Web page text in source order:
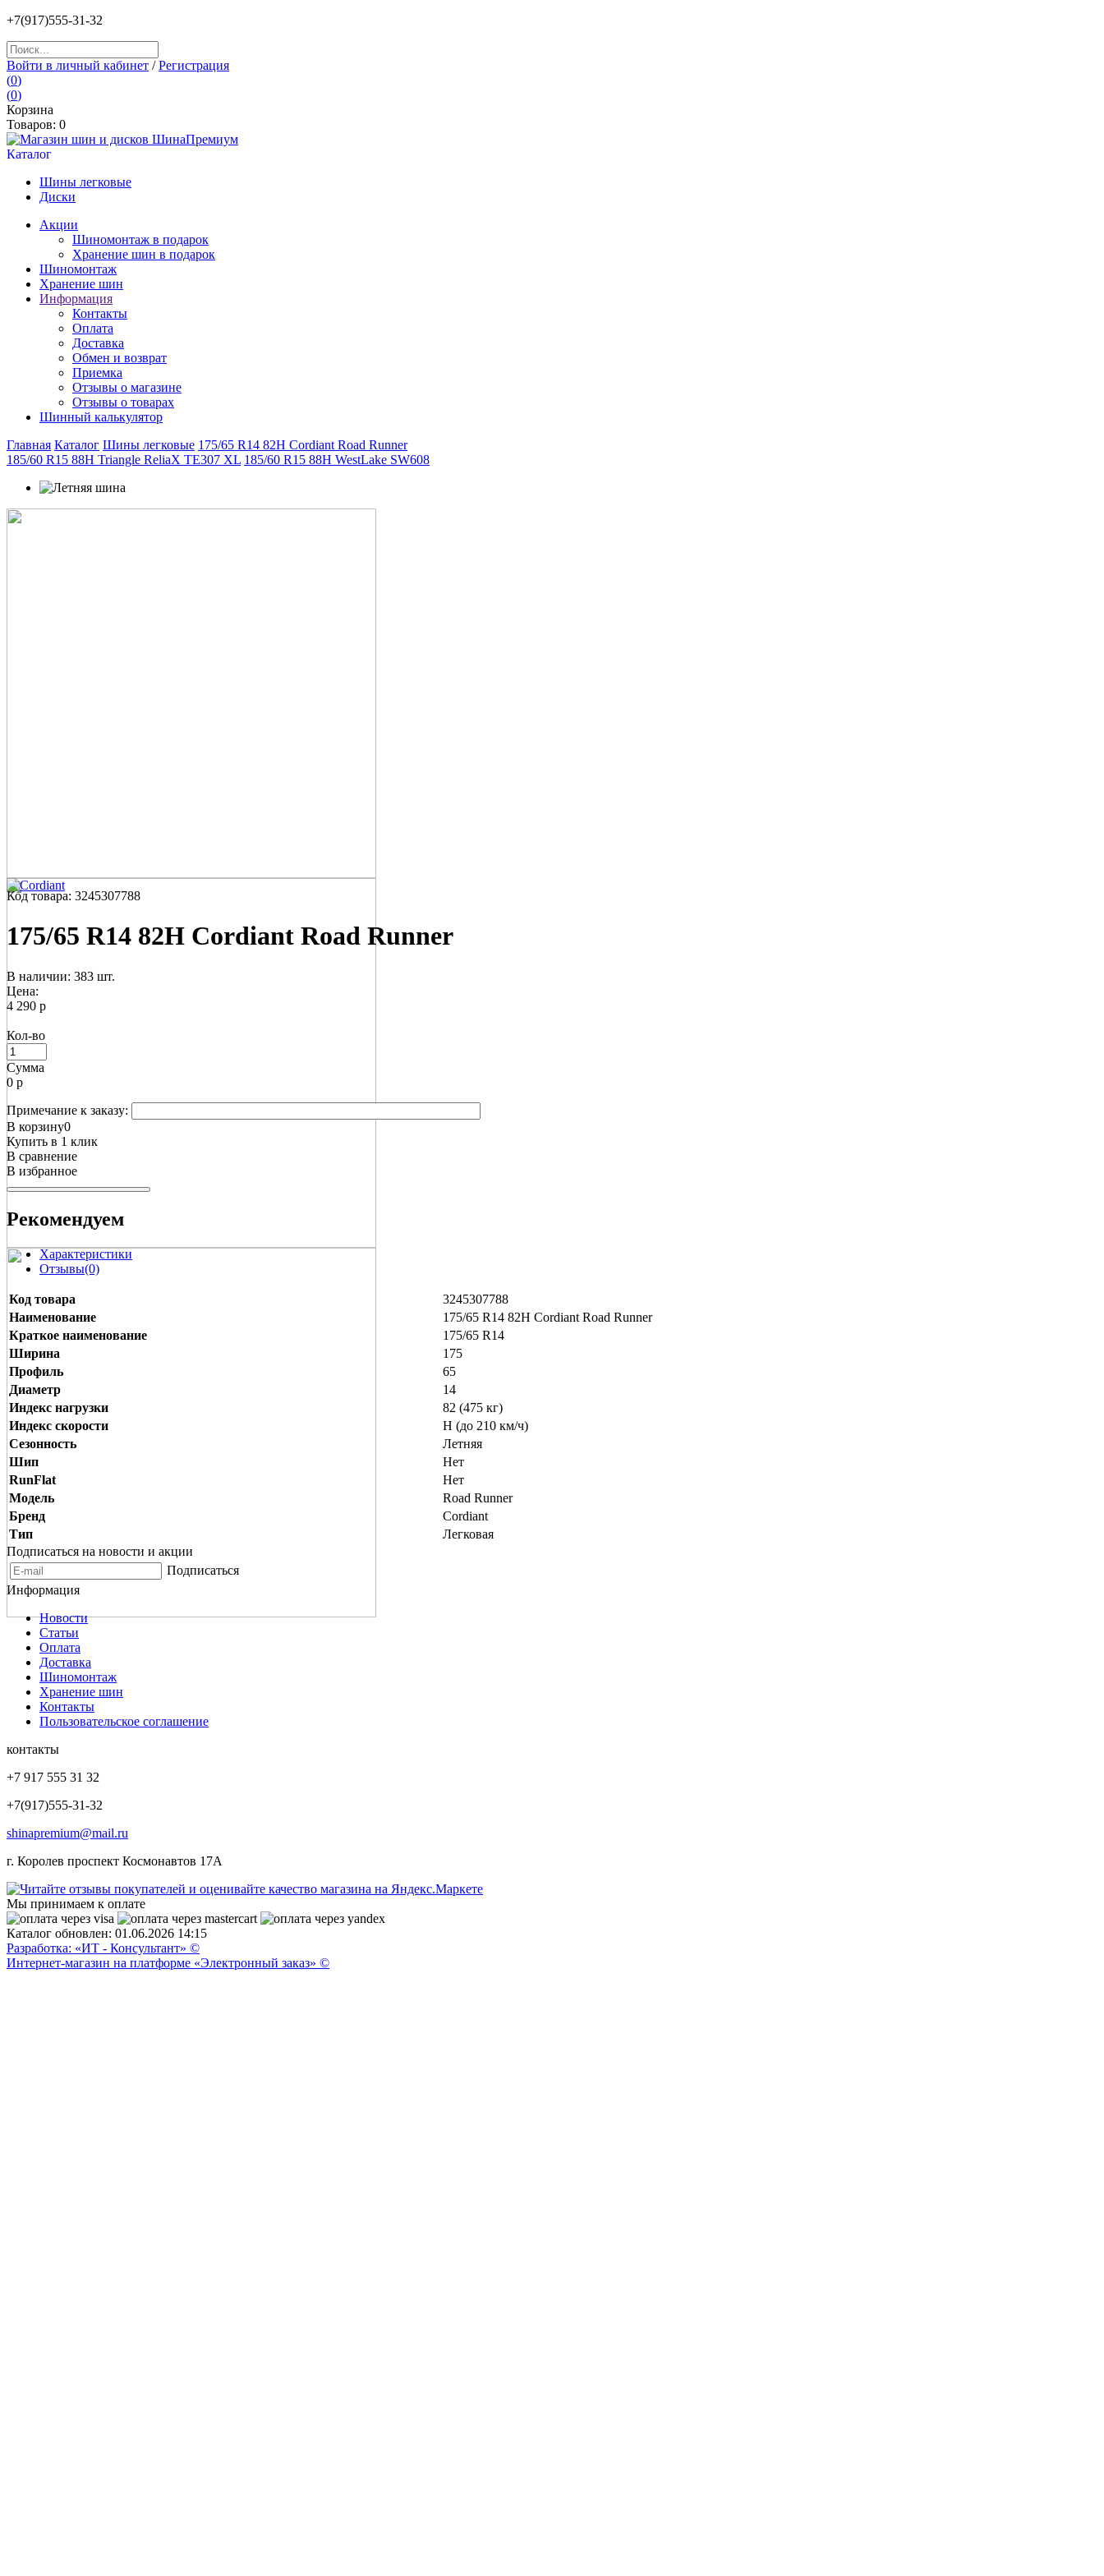
+7(917)555-31-32
Войти в личный кабинет /Регистрация
(0)
(0)
Корзина
Товаров: 0
Каталог
Шины легковые
Диски
Акции
Шиномонтаж в подарок
Хранение шин в подарок
Шиномонтаж
Хранение шин
Информация
Контакты
Оплата
Доставка
Обмен и возврат
Приемка
Отзывы о магазине
Отзывы о товарах
Шинный калькулятор
Главная Каталог Шины легковые 175/65 R14 82H Cordiant Road Runner
185/60 R15 88H Triangle ReliaX TE307 XL 185/60 R15 88H WestLake SW608
Код товара: 3245307788
175/65 R14 82H Cordiant Road Runner
В наличии: 383 шт.
Цена:
4 290 р
Кол-во
Сумма
0 р
Примечание к заказу:
В корзину0
Купить в 1 клик
В сравнение
В избранное
Рекомендуем
Характеристики
Отзывы(0)
Код товара
3245307788
Наименование
175/65 R14 82H Cordiant Road Runner
Краткое наименование
175/65 R14
Ширина
175
Профиль
65
Диаметр
14
Индекс нагрузки
82 (475 кг)
Индекс скорости
H (до 210 км/ч)
Сезонность
Летняя
Шип
Нет
RunFlat
Нет
Модель
Road Runner
Бренд
Cordiant
Тип
Легковая
Подписаться на новости и акции
Подписаться
Информация
Новости
Статьи
Оплата
Доставка
Шиномонтаж
Хранение шин
Контакты
Пользовательское соглашение
контакты
+7 917 555 31 32
+7(917)555-31-32
shinapremium@mail.ru
г. Королев проспект Космонавтов 17А
Мы принимаем к оплате
Каталог обновлен: 01.06.2026 14:15
Разработка: «ИТ - Консультант» ©
Интернет-магазин на платформе «Электронный заказ» ©